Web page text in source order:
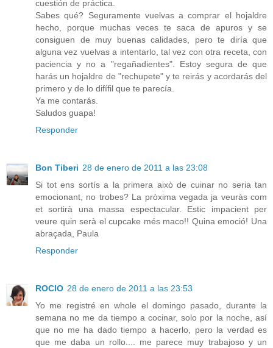
cuestión de práctica.
Sabes qué? Seguramente vuelvas a comprar el hojaldre
hecho, porque muchas veces te saca de apuros y se
consiguen de muy buenas calidades, pero te diría que
alguna vez vuelvas a intentarlo, tal vez con otra receta, con
paciencia y no a "regañadientes". Estoy segura de que
harás un hojaldre de "rechupete" y te reirás y acordarás del
primero y de lo difífil que te parecía.
Ya me contarás.
Saludos guapa!
Responder
Bon Tiberi 28 de enero de 2011 a las 23:08
Si tot ens sortís a la primera això de cuinar no seria tan
emocionant, no trobes? La pròxima vegada ja veuràs com
et sortirà una massa espectacular. Estic impacient per
veure quin serà el cupcake més maco!! Quina emoció! Una
abraçada, Paula
Responder
ROCIO 28 de enero de 2011 a las 23:53
Yo me registré en whole el domingo pasado, durante la
semana no me da tiempo a cocinar, solo por la noche, así
que no me ha dado tiempo a hacerlo, pero la verdad es
que me daba un rollo.... me parece muy trabajoso y un